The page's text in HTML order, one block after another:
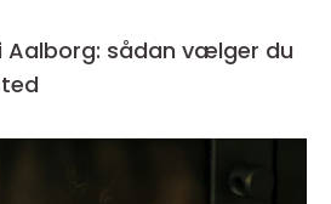
Aalborg: sådan vælger du